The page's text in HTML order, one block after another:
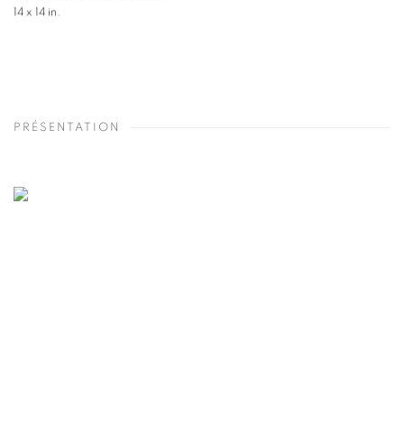
14 x 14 in.
PRÉSENTATION